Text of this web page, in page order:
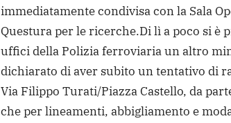
immediatamente condivisa con la Sala
Questura per le ricerche.Di lì a poco si è
uffici della Polizia ferroviaria un altro
dichiarato di aver subito un tentativo di
Via Filippo Turati/Piazza Castello, da
che per lineamenti, abbigliamento e